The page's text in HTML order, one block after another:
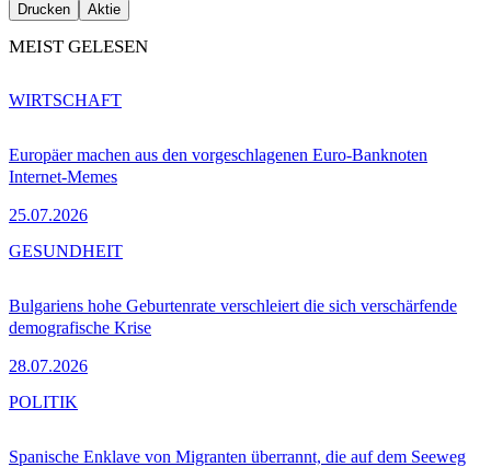
Drucken Aktie
MEIST GELESEN
Europäer machen aus den vorgeschlagenen Euro-Banknoten
Internet-Memes
25.07.2026
WIRTSCHAFT
Bulgariens hohe Geburtenrate verschleiert die sich verschärfende
demografische Krise
28.07.2026
GESUNDHEIT
Spanische Enklave von Migranten überrannt, die auf dem Seeweg
POLITIK